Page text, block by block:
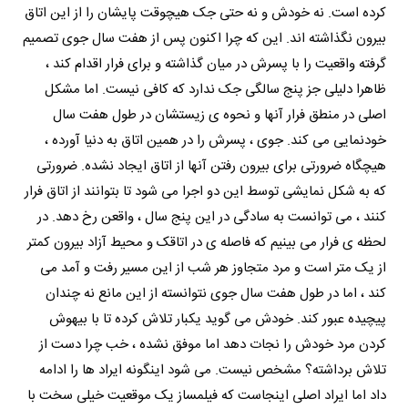
کرده است. نه خودش و نه حتی جک هیچوقت پایشان را از این اتاق
بیرون نگذاشته اند. این که چرا اکنون پس از هفت سال جوی تصمیم
گرفته واقعیت را با پسرش در میان گذاشته و برای فرار اقدام کند ،
ظاهرا دلیلی جز پنج سالگی جک ندارد که کافی نیست. اما مشکل
اصلی در منطق فرار آنها و نحوه ی زیستشان در طول هفت سال
خودنمایی می کند. جوی ، پسرش را در همین اتاق به دنیا آورده ،
هیچگاه ضرورتی برای بیرون رفتن آنها از اتاق ایجاد نشده. ضرورتی
که به شکل نمایشی توسط این دو اجرا می شود تا بتوانند از اتاق فرار
کنند ، می توانست به سادگی در این پنج سال ، واقعن رخ دهد. در
لحظه ی فرار می بینیم که فاصله ی در اتاقک و محیط آزاد بیرون کمتر
از یک متر است و مرد متجاوز هر شب از این مسیر رفت و آمد می
کند ، اما در طول هفت سال جوی نتوانسته از این مانع نه چندان
پیچیده عبور کند. خودش می گوید یکبار تلاش کرده تا با بیهوش
کردن مرد خودش را نجات دهد اما موفق نشده ، خب چرا دست از
تلاش برداشته؟ مشخص نیست. می شود اینگونه ایراد ها را ادامه
داد اما ایراد اصلی اینجاست که فیلمساز یک موقعیت خیلی سخت با